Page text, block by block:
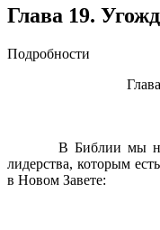
Глава 19.
Подробности
В Библии мы
лидерства, которым
в Новом Завете: